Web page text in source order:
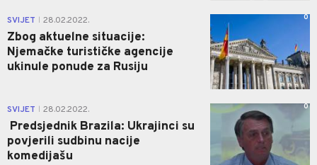
SVIJET 28.02.2022.
Zbog aktuelne situacije:
Njemačke turističke agencije
ukinule ponude za Rusiju
0
SVIJET 28.02.2022.
Predsjednik Brazila: Ukrajinci su
povjerili sudbinu nacije
komedijašu
0